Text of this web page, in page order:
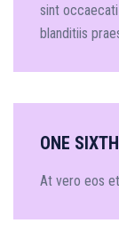
sint
blanditiis
ONE SIXTH
At vero eos